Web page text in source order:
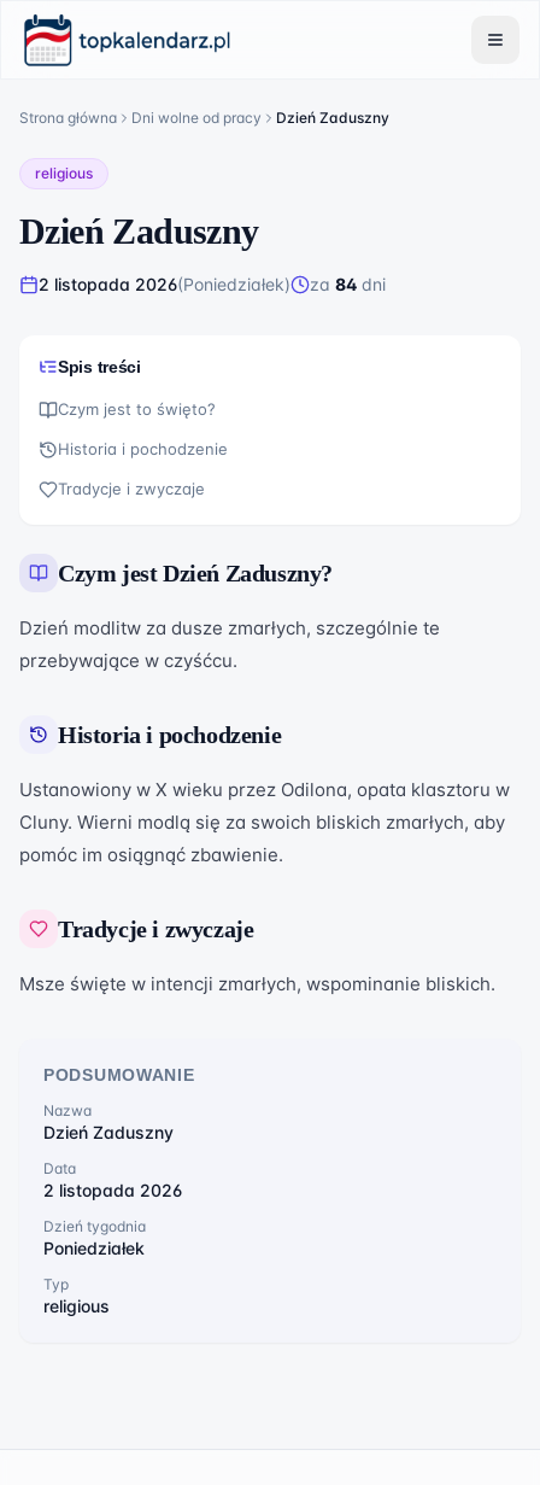
Strona główna Dni wolne od pracy Dzień Zaduszny
religious
Dzień Zaduszny
2 listopada 2026(Poniedziałek) za 84 dni
Spis treści
Czym jest to święto?
Historia i pochodzenie
Tradycje i zwyczaje
Czym jestDzień Zaduszny?
Dzień modlitw za dusze zmarłych, szczególnie te
przebywające w czyśćcu.
Historia i pochodzenie
Ustanowiony w X wieku przez Odilona, opata klasztoru w
Cluny. Wierni modlą się za swoich bliskich zmarłych, aby
pomóc im osiągnąć zbawienie.
Tradycje i zwyczaje
Msze święte w intencji zmarłych, wspominanie bliskich.
PODSUMOWANIE
Nazwa
Dzień Zaduszny
Data
2 listopada 2026
Dzień tygodnia
Poniedziałek
Typ
religious